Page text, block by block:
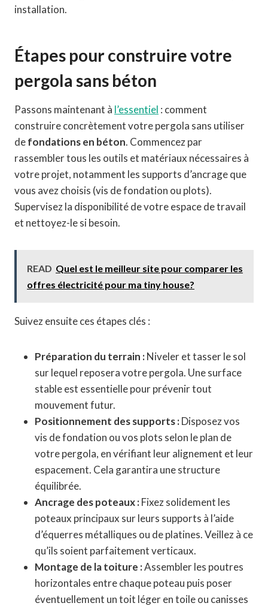
installation.
Étapes pour construire votre
pergola sans béton
Passons maintenant à l’essentiel : comment
construire concrètement votre pergola sans utiliser
defondations en béton. Commencez par
rassembler tous les outils et matériaux nécessaires à
votre projet, notamment les supports d’ancrage que
vous avez choisis (vis de fondation ou plots).
Supervisez la disponibilité de votre espace de travail
et nettoyez-le si besoin.
READ Quel est le meilleur site pour comparer les
offres électricité pour ma tiny house?
Suivez ensuite ces étapes clés :
Préparation du terrain :Niveler et tasser le sol
sur lequel reposera votre pergola. Une surface
stable est essentielle pour prévenir tout
mouvement futur.
Positionnement des supports :Disposez vos
vis de fondation ou vos plots selon le plan de
votre pergola, en vérifiant leur alignement et leur
espacement. Cela garantira une structure
équilibrée.
Ancrage des poteaux :Fixez solidement les
poteaux principaux sur leurs supports à l’aide
d’équerres métalliques ou de platines. Veillez à ce
qu’ils soient parfaitement verticaux.
Montage de la toiture :Assembler les poutres
horizontales entre chaque poteau puis poser
éventuellement un toit léger en toile ou canisses